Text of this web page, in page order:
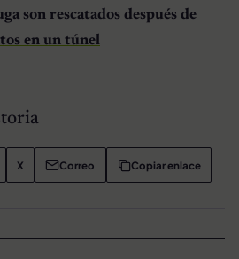
son rescatados después de
en un túnel
X Correo Copiar enlace